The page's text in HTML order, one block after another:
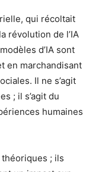
qui récoltait
révolution de l’IA
d’IA sont
en marchandisant
Il ne s’agit
; il s’agit du
humaines
; ils